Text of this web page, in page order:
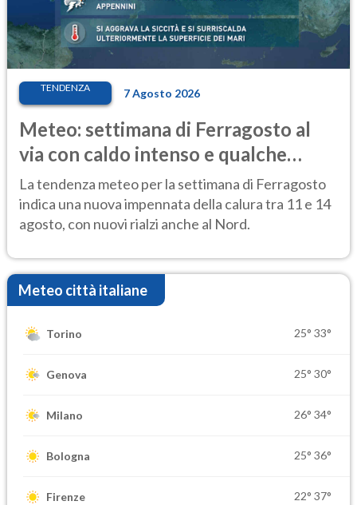
TENDENZA 7 Agosto 2026
Meteo: settimana di Ferragosto al
via con caldo intenso e qualche
temporale
La tendenza meteo per la settimana di Ferragosto
indica una nuova impennata della calura tra 11 e 14
agosto, con nuovi rialzi anche al Nord.
Meteo città italiane
Torino 25° 33°
Genova 25° 30°
Milano 26° 34°
Bologna 25° 36°
Firenze 22° 37°